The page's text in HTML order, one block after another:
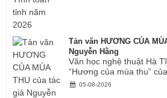
Tản văn HƯƠNG CỦA
Nguyễn Hằng
Văn học nghệ thuật Hà
“Hương của mùa thu”
05-08-2026